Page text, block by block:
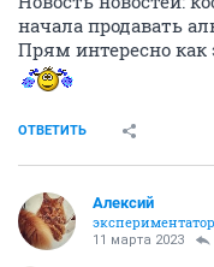
начала продавать
Прям интересно как
ОТВЕТИТЬ
Алексий
экспериментатор
11 марта 2023